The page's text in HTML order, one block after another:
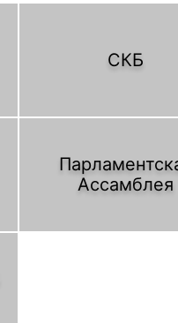
СКБ
Ассамблея